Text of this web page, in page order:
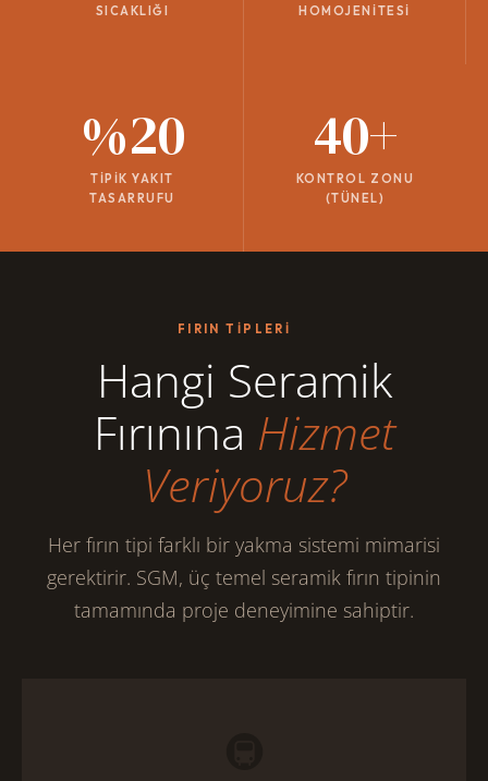
SICAKLIĞI
HOMOJENITESI
%20
TIPIK YAKIT
TASARRUFU
40+
KONTROL ZONU
(TÜNEL)
FIRIN TIPLERI
Hangi Seramik
Fırınına Hizmet
Veriyoruz?
Her fırın tipi farklı bir yakma sistemi mimarisi
gerektirir. SGM, üç temel seramik fırın tipinin
tamamında proje deneyimine sahiptir.